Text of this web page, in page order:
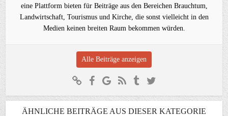
eine Plattform bieten für Beiträge aus den Bereichen Brauchtum,
Landwirtschaft, Tourismus und Kirche, die sonst vielleicht in den
Medien keinen breiten Raum bekommen würden.
Alle Beiträge anzeigen
ÄHNLICHE BEITRÄGE AUS DIESER KATEGORIE